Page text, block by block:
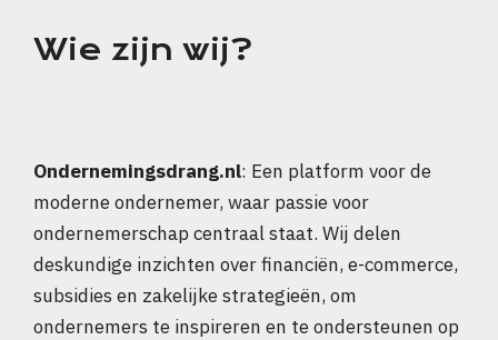
Wie zijn wij?
Ondernemingsdrang.nl: Een platform voor de
moderne ondernemer, waar passie voor
ondernemerschap centraal staat. Wij delen
deskundige inzichten over financiën, e-commerce,
subsidies en zakelijke strategieën, om
ondernemers te inspireren en te ondersteunen op